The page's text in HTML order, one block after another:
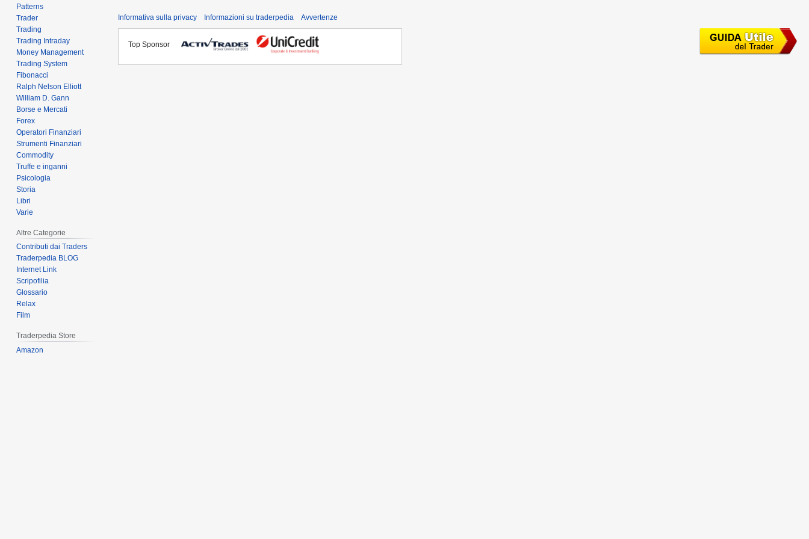
Patterns
Trader
Trading
Trading Intraday
Money Management
Trading System
Fibonacci
Ralph Nelson Elliott
William D. Gann
Borse e Mercati
Forex
Operatori Finanziari
Strumenti Finanziari
Commodity
Truffe e inganni
Psicologia
Storia
Libri
Varie
Altre Categorie
Contributi dai Traders
Traderpedia BLOG
Internet Link
Scripofilia
Glossario
Relax
Film
Traderpedia Store
Amazon
Informativa sulla privacy Informazioni su traderpedia Avvertenze
Top Sponsor